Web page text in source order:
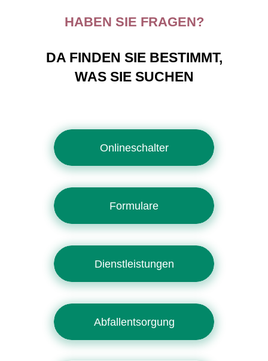
HABEN SIE FRAGEN?
DA FINDEN SIE BESTIMMT,
WAS SIE SUCHEN
Onlineschalter
Formulare
Dienstleistungen
Abfallentsorgung